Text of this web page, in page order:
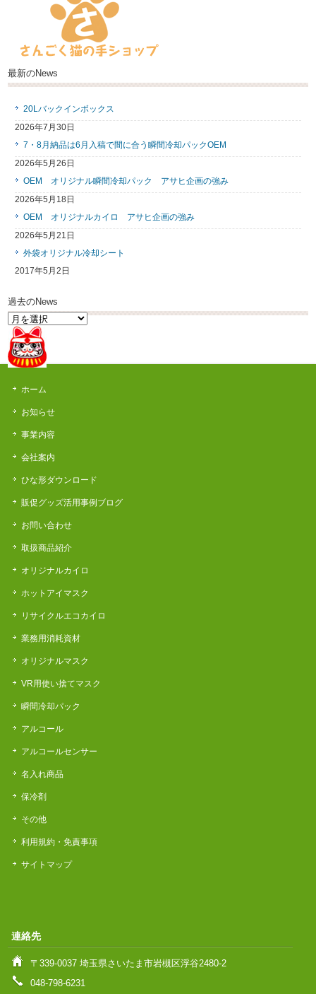
最新のNews
20Lバックインボックス
2026年7月30日
7・8月納品は6月入稿で間に合う瞬間冷却パックOEM
2026年5月26日
OEM オリジナル瞬間冷却パック アサヒ企画の強み
2026年5月18日
OEM オリジナルカイロ アサヒ企画の強み
2026年5月21日
外袋オリジナル冷却シート
2017年5月2日
過去のNews
過
去
の
News
ホーム
お知らせ
事業内容
会社案内
ひな形ダウンロード
販促グッズ活用事例ブログ
お問い合わせ
取扱商品紹介
オリジナルカイロ
ホットアイマスク
リサイクルエコカイロ
業務用消耗資材
オリジナルマスク
VR用使い捨てマスク
瞬間冷却パック
アルコール
アルコールセンサー
名入れ商品
保冷剤
その他
利用規約・免責事項
サイトマップ
連絡先
〒339-0037 埼玉県さいたま市岩槻区浮谷2480-2
048-798-6231